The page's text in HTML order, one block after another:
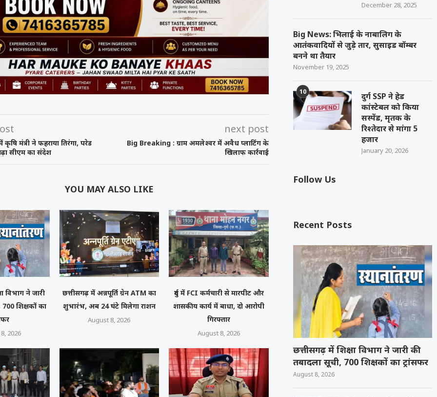
कृषि मंत्री ने फहराया तिरंगा, परेड
सीएम का संदेश
next post
Big Breaking : ग्राम अमलेश्वर में अवैध प्लाटिंग के
खिलाफ कार्रवाई
YOU MAY ALSO LIKE
विभाग ने जारी
शिक्षकों का
2026
छत्तीसगढ़ में अन्नपूर्ति ग्रेन ATM का
शुभारंभ, अब 24 घंटे मिलेगा राशन
August 8, 2026
दुर्ग में FCI कर्मचारी से मारपीट और
शासकीय कार्य में बाधा, दो आरोपी
गिरफ्तार
August 8, 2026
December 28, 2025
Big News: भिलाई के नाबालिग के
आतंकवादियों से जुड़े तार, सुसाइड बॉम्बर
बनने था तैयार
November 19, 2025
10
दुर्ग SSP ने हेड
कांस्टेबल को किया
सस्पेंड, मृतक के
रिश्तेदार से मांगा 5
हजार
January 20, 2026
Follow Us
Recent Posts
छत्तीसगढ़ में शिक्षा विभाग ने जारी की
तबादला सूची, 700 शिक्षकों का ट्रांसफर
August 8, 2026